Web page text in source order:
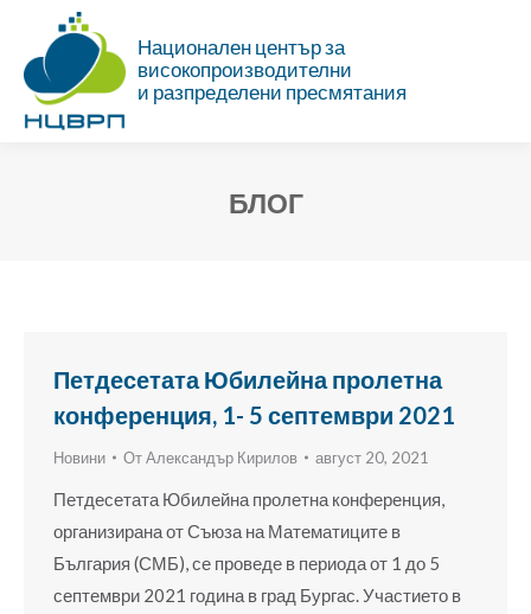
Национален център за
високопроизводителни
и разпределени пресмятания
БЛОГ
Петдесетата Юбилейна пролетна
конференция, 1- 5 септември 2021
Новини ОтАлександър Кирилов август 20, 2021
Петдесетата Юбилейна пролетна конференция,
организирана от Съюза на Математиците в
България (СМБ), се проведе в периода от 1 до 5
септември 2021 година в град Бургас. Участието в